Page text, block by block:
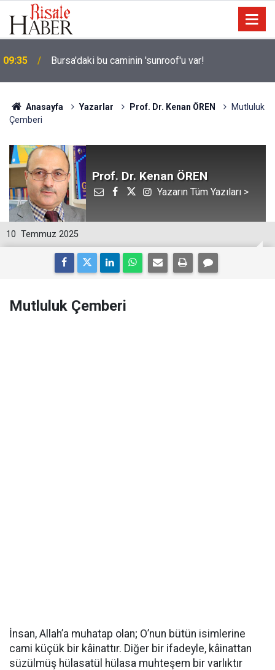
09:35 Bursa'daki bu caminin 'sunroof'u var!
Anasayfa Yazarlar Prof. Dr. Kenan ÖREN
Mutluluk
Çemberi
Prof. Dr. Kenan ÖREN
Yazarın Tüm Yazıları >
10 Temmuz 2025
Mutluluk Çemberi
İnsan, Allah’a muhatap olan; O’nun bütün isimlerine
cami küçük bir kâinattır. Diğer bir ifadeyle, kâinattan
süzülmüş hülasatül hülasa muhteşem bir varlıktır